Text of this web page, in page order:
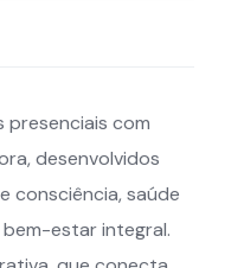
com
desenvolvidos
consciência, saúde
estar integral.